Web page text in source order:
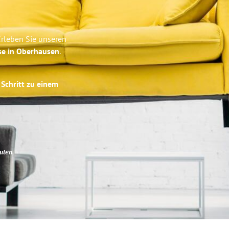
Sie unseren
in Oberhausen.
zu einem
.